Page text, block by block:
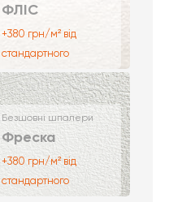
ФЛІС
+380 грн/м² від
стандартного
Безшовні шпалери
Фреска
+380 грн/м² від
стандартного